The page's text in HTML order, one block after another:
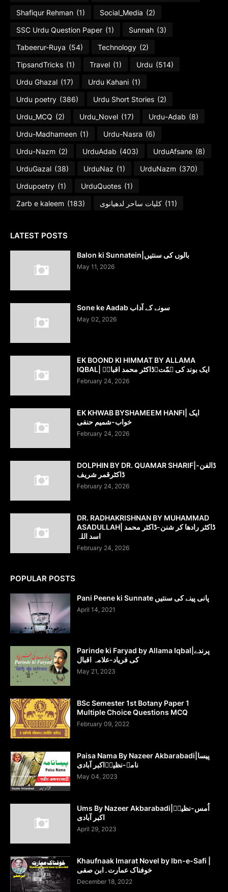
Shafiqur Rehman (1) Social_Media (2)
SSC Urdu Question Paper (1) Sunnah (3)
Tabeerur-Ruya (54) Technology (2)
TipsandTricks (1) Travel (1) Urdu (514)
Urdu Ghazal (17) Urdu Kahani (1)
Urdu poetry (386) Urdu Short Stories (2)
Urdu_MCQ (2) Urdu_Novel (17) Urdu-Adab (8)
Urdu-Madhameen (1) Urdu-Nasra (6)
Urdu-Nazm (2) UrduAdab (403) UrduAfsane (8)
UrduGazal (38) UrduNaz (1) UrduNazm (370)
Urdupoetry (1) UrduQuotes (1)
Zarb e kaleem (183) کلیات ساحر لدھیانوی (11)
LATEST POSTS
Balon ki Sunnatein|بالوں کی سنتیں
May 11, 2026
Sone ke Aadab سونے کے آداب
May 02, 2026
EK BOOND KI HIMMAT BY ALLAMA
IQBAL| ایک بوند کی ہمّت۔ڈاکٹر محمد اقبالؔ
February 24, 2026
EK KHWAB BYSHAMEEM HANFI| ایک
خواب-شمیم حنفی
February 24, 2026
DOLPHIN BY DR. QUAMAR SHARIF|ڈالفن-
ڈاکٹرقمر شریف
February 24, 2026
DR. RADHAKRISHNAN BY MUHAMMAD
ASADULLAH| ڈاکٹر رادھا کر شنن-ڈاکٹر محمد
اسد اللہ
February 24, 2026
POPULAR POSTS
Pani Peene ki Sunnate پانی پینے کی سنتیں
April 14, 2021
Parinde ki Faryad by Allama Iqbal|پرندے
کی فریاد-علامہ اقبال
May 21, 2023
BSc Semester 1st Botany Paper 1
Multiple Choice Questions MCQ
February 09, 2022
Paisa Nama By Nazeer Akbarabadi|پیسا
نامہ-نظیرؔاکبر آبادی
May 04, 2023
Ums By Nazeer Akbarabadi|اُمس-نظیرؔ
اکبر آبادی
April 29, 2023
Khaufnaak Imarat Novel by Ibn-e-Safi |
خوفناک عمارت۔ابن صفی
December 18, 2022